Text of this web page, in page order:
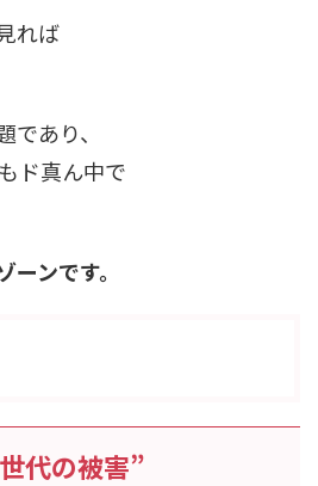
れば
あり、
ド真ん中で
ンです。
代の被害”